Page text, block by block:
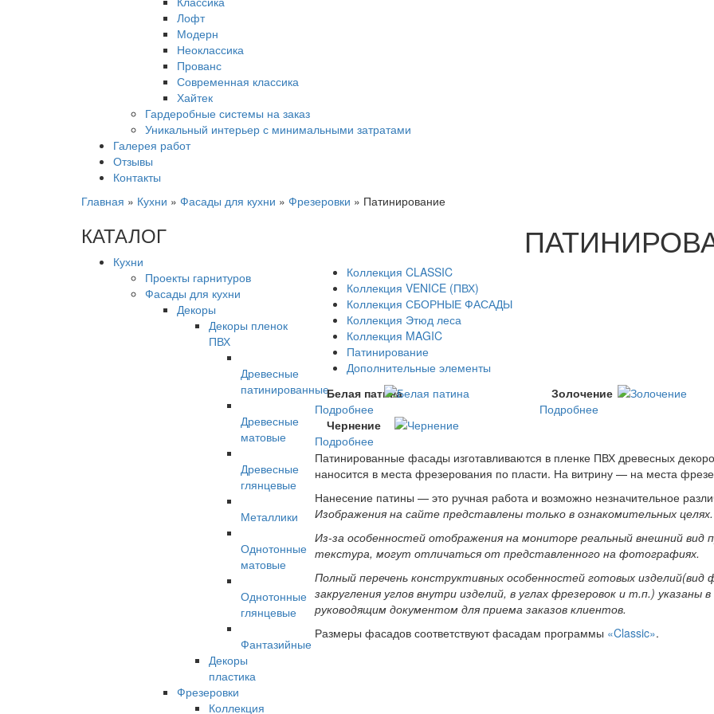
Лофт
Модерн
Неоклассика
Прованс
Современная классика
Хайтек
Гардеробные системы на заказ
Уникальный интерьер с минимальными затратами
Галерея работ
Отзывы
Контакты
Главная » Кухни » Фасады для кухни » Фрезеровки » Патинирование
КАТАЛОГ
Кухни
Проекты гарнитуров
Фасады для кухни
Декоры
Декоры пленок
ПВХ
Древесные
патинированные
Древесные
матовые
Древесные
глянцевые
Металлики
Однотонные
матовые
Однотонные
глянцевые
Фантазийные
Декоры
пластика
Фрезеровки
Коллекция
Коллекция CLASSIC
Коллекция VENICE (ПВХ)
Коллекция СБОРНЫЕ ФАСАДЫ
Коллекция Этюд леса
Коллекция MAGIC
Патинирование
Дополнительные элементы
Белая патина
Подробнее
Золочение
Подробнее
Чернение
Подробнее
Патинированные фасады изготавливаются в пленке ПВХ древесных
наносится в места фрезерования по пласти. На витрину — на места
Нанесение патины — это ручная работа и возможно незначительное
Изображения на сайте представлены только в ознакомительных целях.
Из-за особенностей отображения на мониторе реальный внешний вид
текстура, могут отличаться от представленного на фотографиях.
Полный перечень конструктивных особенностей готовых изделий(вид
закругления углов внутри изделий, в углах фрезеровок и т.п.) указаны
руководящим документом для приема заказов клиентов.
Размеры фасадов соответствуют фасадам программы «Classic».